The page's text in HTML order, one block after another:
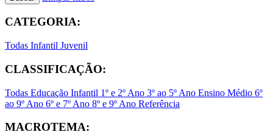
CATEGORIA:
Todas Infantil Juvenil
CLASSIFICAÇÃO:
Todas Educação Infantil 1º e 2º Ano 3º ao 5º Ano Ensino Médio 6º
ao 9º Ano 6º e 7º Ano 8º e 9º Ano Referência
MACROTEMA: